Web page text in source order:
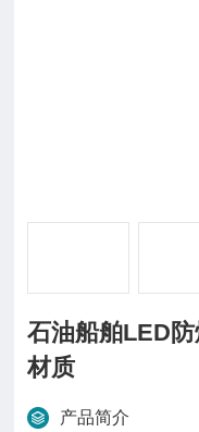
石油船舶LED
材质
产品简介